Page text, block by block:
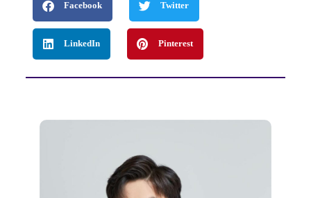
Facebook Twitter
LinkedIn Pinterest